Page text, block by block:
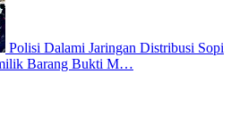
Polisi Dalami Jaringan Distribusi Sopi
Barang Bukti M…